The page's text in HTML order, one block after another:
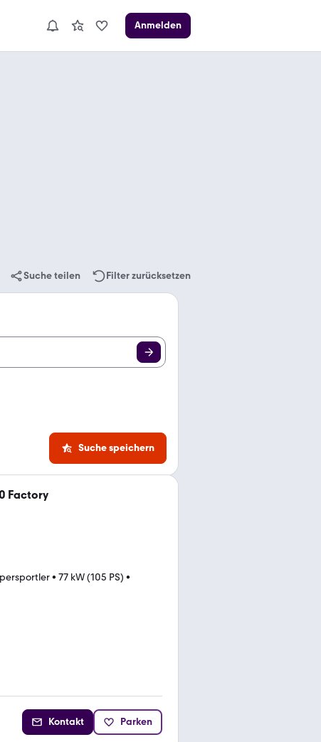
Anmelden
Suche teilen Filter zurücksetzen
Suche speichern
Factory
• 77 kW (105 PS) •
Kontakt Parken